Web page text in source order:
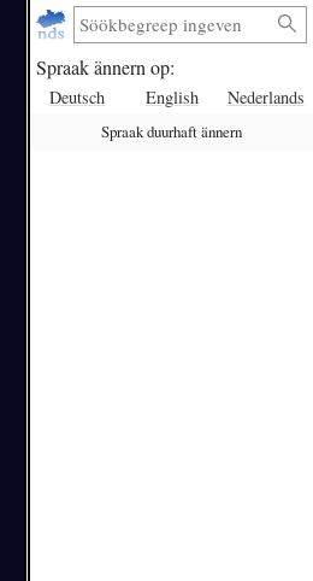
Spraak ännern op:
Deutsch English Nederlands
Spraak duurhaft ännern